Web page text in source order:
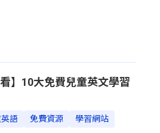
看】10大免費兒童英文學習
英語 免費資源 學習網站